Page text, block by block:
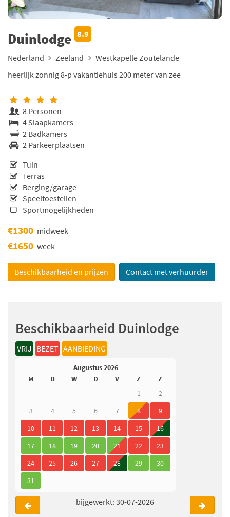
Duinlodge 8.9
Nederland Zeeland
Westkapelle Zoutelande
heerlijk zonnig 8-p vakantiehuis 200 meter van zee
8 Personen
4 Slaapkamers
2 Badkamers
2 Parkeerplaatsen
Tuin
Terras
Berging/garage
Speeltoestellen
Sportmogelijkheden
€1300 midweek
€1650 week
Beschikbaarheid en prijzen Contact met verhuurder
Beschikbaarheid Duinlodge
VRIJ BEZET AANBIEDING
Augustus 2026
M
D W D V Z
Z
1
2
3
4 5 6 7 8
9
10
11 12 13 14 15
16
17
18 19 20 21 22
23
24
25 26 27 28 29
30
31
bijgewerkt: 30-07-2026